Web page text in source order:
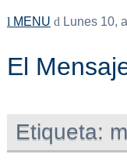
MENU Lunes 10,
El
Etiqueta: